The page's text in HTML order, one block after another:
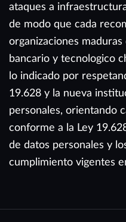
ataques a
de modo que cada
organizaciones
bancario y tecnologico
lo indicado por
19.628 y la nueva
personales, orientando
conforme a la Ley
de datos personales y
cumplimiento vigentes